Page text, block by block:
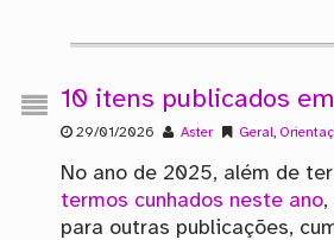
10 itens publicados
29/01/2026 Aster Geral,
No ano de 2025, além de
termos cunhados neste ano,
para outras publicações,